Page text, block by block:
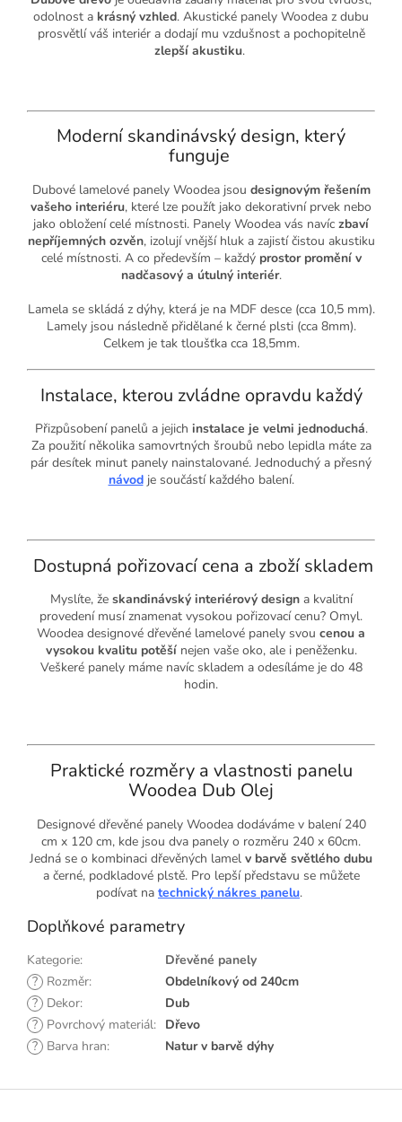
odolnost a krásný vzhled. Akustické panely Woodea z dubu
prosvětlí váš interiér a dodají mu vzdušnost a pochopitelně
zlepší akustiku.
Moderní skandinávský design, který
funguje
Dubové lamelové panely Woodea jsou designovým řešením
vašeho interiéru, které lze použít jako dekorativní prvek nebo
jako obložení celé místnosti. Panely Woodea vás navíc zbaví
nepříjemných ozvěn, izolují vnější hluk a zajistí čistou akustiku
celé místnosti. A co především – každý prostor promění v
nadčasový a útulný interiér.
Lamela se skládá z dýhy, která je na MDF desce (cca 10,5 mm).
Lamely jsou následně přidělané k černé plsti (cca 8mm).
Celkem je tak tloušťka cca 18,5mm.
Instalace, kterou zvládne opravdu každý
Přizpůsobení panelů a jejich instalace je velmi jednoduchá.
Za použití několika samovrtných šroubů nebo lepidla máte za
pár desítek minut panely nainstalované. Jednoduchý a přesný
návodje součástí každého balení.
Dostupná pořizovací cena a zboží skladem
Myslíte, že skandinávský interiérový designa kvalitní
provedení musí znamenat vysokou pořizovací cenu? Omyl.
Woodea designové dřevěné lamelové panely svou cenou a
vysokou kvalitu potěšínejen vaše oko, ale i peněženku.
Veškeré panely máme navíc skladem a odesíláme je do 48
hodin.
Praktické rozměry a vlastnosti panelu
Woodea Dub Olej
Designové dřevěné panely Woodea dodáváme v balení 240
cm x 120 cm, kde jsou dva panely o rozměru 240 x 60cm.
Jedná se o kombinaci dřevěných lamel v barvě světlého dubu
a černé, podkladové plstě. Pro lepší představu se můžete
podívat na technický nákres panelu.
Doplňkové parametry
Kategorie:
Dřevěné panely
? Rozměr:
Obdelníkový od 240cm
? Dekor:
Dub
? Povrchový materiál: Dřevo
? Barva hran: Natur v barvě dýhy
Z